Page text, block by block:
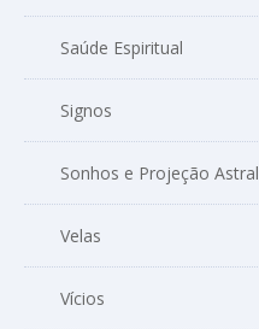
Saúde Espiritual
Signos
Sonhos e Projeção Astral
Velas
Vícios